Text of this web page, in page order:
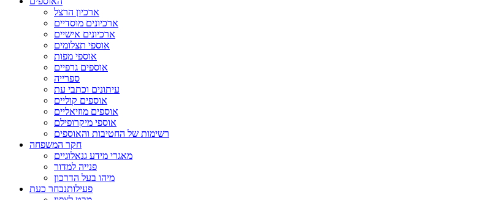
ארכיון הרצל
ארכיונים מוסדיים
ארכיונים אישיים
אוספי תצלומים
אוספי מפות
אוספים גרפיים
ספרייה
עיתונים וכתבי עת
אוספים קוליים
אוספים מוזיאליים
אוספי מיקרופילם
רשימות של החטיבות והאוספים
חקר המשפחה
מאגרי מידע גנאלוגיים
פנייה למדור
מיהו בעל הדרכון
פעילותנבחר כעת